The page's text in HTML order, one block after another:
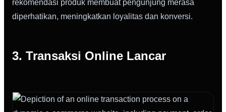
rekomendasi produk membuat pengunjung merasa
diperhatikan, meningkatkan loyalitas dan konversi.
3. Transaksi Online Lancar